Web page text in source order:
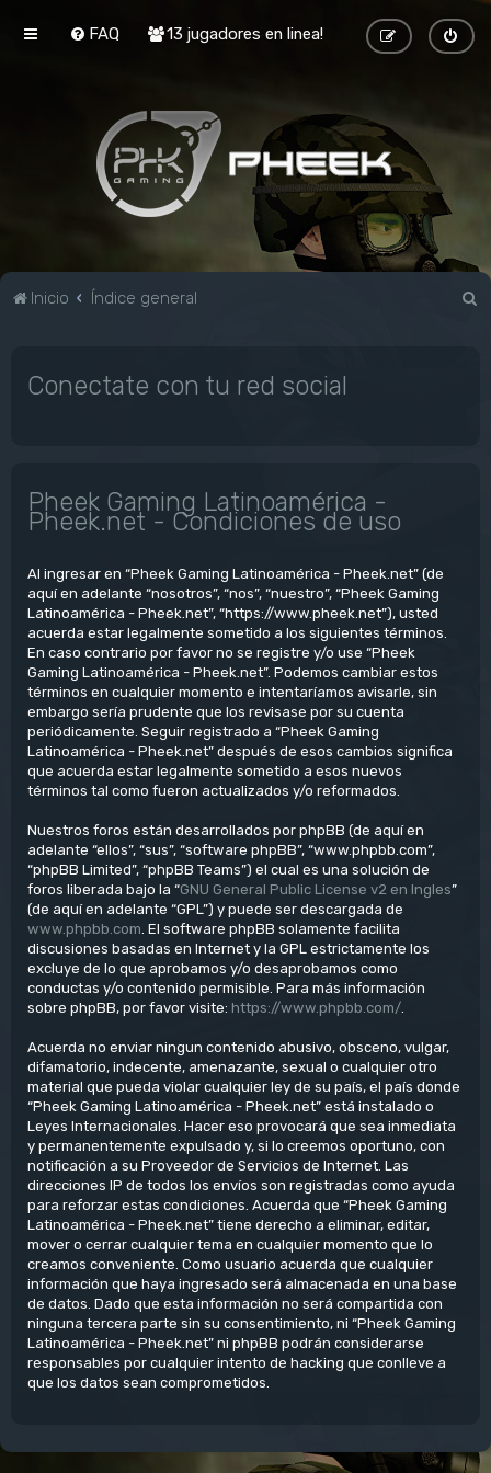
FAQ 13 jugadores en linea!
Inicio Índice general
Conectate con tu red social
Pheek Gaming Latinoamérica -
Pheek.net - Condiciones de uso
Al ingresar en “Pheek Gaming Latinoamérica - Pheek.net” (de
aquí en adelante “nosotros”, “nos”, “nuestro”, “Pheek Gaming
Latinoamérica - Pheek.net”, “https://www.pheek.net”), usted
acuerda estar legalmente sometido a los siguientes términos.
En caso contrario por favor no se registre y/o use “Pheek
Gaming Latinoamérica - Pheek.net”. Podemos cambiar estos
términos en cualquier momento e intentaríamos avisarle, sin
embargo sería prudente que los revisase por su cuenta
periódicamente. Seguir registrado a “Pheek Gaming
Latinoamérica - Pheek.net” después de esos cambios significa
que acuerda estar legalmente sometido a esos nuevos
términos tal como fueron actualizados y/o reformados.
Nuestros foros están desarrollados por phpBB (de aquí en
adelante “ellos”, “sus”, “software phpBB”, “www.phpbb.com”,
“phpBB Limited”, “phpBB Teams”) el cual es una solución de
foros liberada bajo la “GNU General Public License v2 en Ingles”
(de aquí en adelante “GPL”) y puede ser descargada de
www.phpbb.com . El software phpBB solamente facilita
discusiones basadas en Internet y la GPL estrictamente los
excluye de lo que aprobamos y/o desaprobamos como
conductas y/o contenido permisible. Para más información
sobre phpBB, por favor visite: https://www.phpbb.com/
Acuerda no enviar ningun contenido abusivo, obsceno, vulgar,
difamatorio, indecente, amenazante, sexual o cualquier otro
material que pueda violar cualquier ley de su país, el país donde
“Pheek Gaming Latinoamérica - Pheek.net” está instalado o
Leyes Internacionales. Hacer eso provocará que sea inmediata
y permanentemente expulsado y, si lo creemos oportuno, con
notificación a su Proveedor de Servicios de Internet. Las
direcciones IP de todos los envíos son registradas como ayuda
para reforzar estas condiciones. Acuerda que “Pheek Gaming
Latinoamérica - Pheek.net” tiene derecho a eliminar, editar,
mover o cerrar cualquier tema en cualquier momento que lo
creamos conveniente. Como usuario acuerda que cualquier
información que haya ingresado será almacenada en una base
de datos. Dado que esta información no será compartida con
ninguna tercera parte sin su consentimiento, ni “Pheek Gaming
Latinoamérica - Pheek.net” ni phpBB podrán considerarse
responsables por cualquier intento de hacking que conlleve a
que los datos sean comprometidos.